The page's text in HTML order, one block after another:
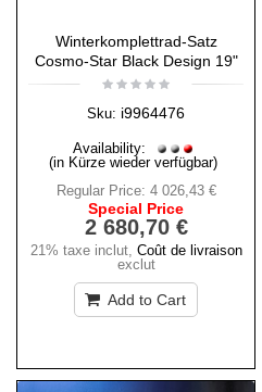
Winterkomplettrad-Satz
Cosmo-Star Black Design 19"
Sku: i9964476
Availability:
(in Kürze wieder verfügbar)
Regular Price: 4 026,43 €
Special Price
2 680,70 €
21% taxe inclut, Coût de livraison
exclut
Add to Cart